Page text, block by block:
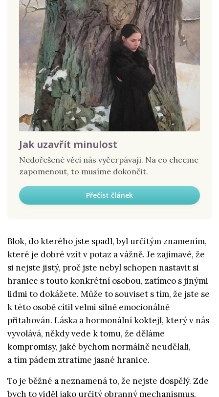
Jak uzavřít minulost
Nedořešené věci nás vyčerpávají. Na co chceme
zapomenout, to musíme dokončit.
Přečíst článek
Blok, do kterého jste spadl, byl určitým znamením,
které je dobré vzít v potaz a vážně. Je zajímavé, že
si nejste jistý, proč jste nebyl schopen nastavit si
hranice s touto konkrétní osobou, zatímco s jinými
lidmi to dokážete. Může to souviset s tím, že jste se
k této osobě cítil velmi silně emocionálně
přitahován. Láska a hormonální koktejl, který v nás
vyvolává, někdy vede k tomu, že děláme
kompromisy, jaké bychom normálně neudělali,
a tím pádem ztratíme jasné hranice.
To je běžné a neznamená to, že nejste dospělý. Zde
bych to viděl jako určitý obranný mechanismus,